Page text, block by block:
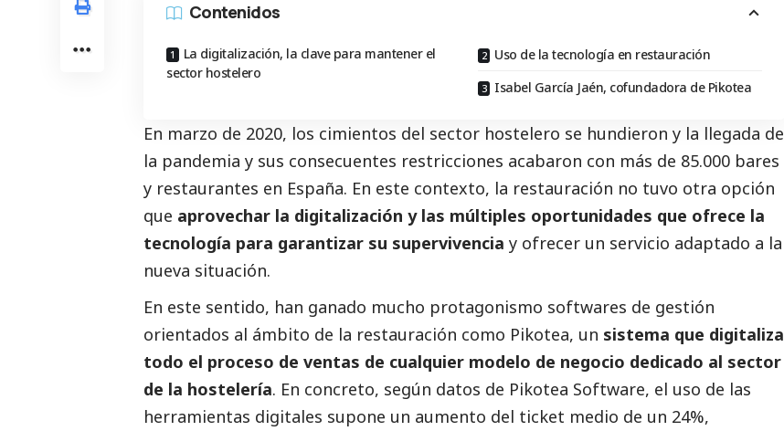
Contenidos
La digitalización, la clave para mantener el
sector hostelero
Uso de la tecnología en restauración
Isabel García Jaén, cofundadora de Pikotea
En marzo de 2020, los cimientos del sector hostelero se hundieron y la llegada de
la pandemia y sus consecuentes restricciones acabaron con más de 85.000 bares
y restaurantes en España. En este contexto, la restauración no tuvo otra opción
que aprovechar la digitalización y las múltiples oportunidades que ofrece la
tecnología para garantizar su supervivencia y ofrecer un servicio adaptado a la
nueva situación.
En este sentido, han ganado mucho protagonismo softwares de gestión
orientados al ámbito de la restauración como Pikotea, un sistema que digitaliza
todo el proceso de ventas de cualquier modelo de negocio dedicado al sector
de la hostelería. En concreto, según datos de Pikotea Software, el uso de las
herramientas digitales supone un aumento del ticket medio de un 24%,